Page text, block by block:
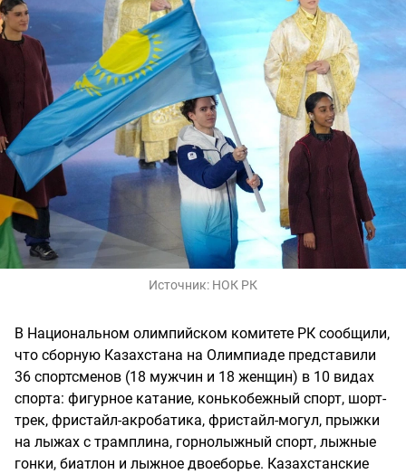
Источник: НОК РК
В Национальном олимпийском комитете РК сообщили,
что сборную Казахстана на Олимпиаде представили
36 спортсменов (18 мужчин и 18 женщин) в 10 видах
спорта: фигурное катание, конькобежный спорт, шорт-
трек, фристайл-акробатика, фристайл-могул, прыжки
на лыжах с трамплина, горнолыжный спорт, лыжные
гонки, биатлон и лыжное двоеборье. Казахстанские